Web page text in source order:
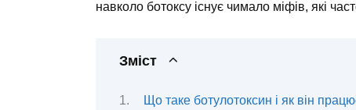
навколо ботоксу існує чимало міфів, які
Зміст
Що таке ботулотоксин і як він